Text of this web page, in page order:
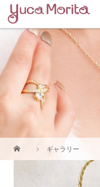
ギャラリー